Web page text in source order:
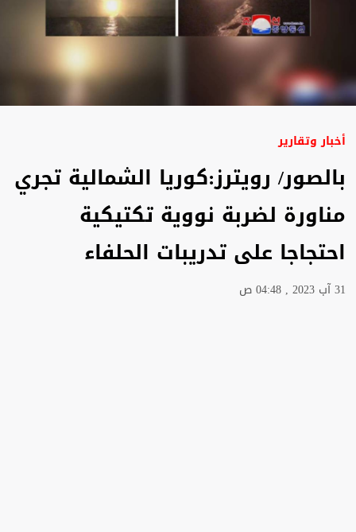
أخبار وتقارير
بالصور/ رويترز:كوريا الشمالية تجري
مناورة لضربة نووية تكتيكية
احتجاجا على تدريبات الحلفاء
31 آب 2023 , 04:48 ص